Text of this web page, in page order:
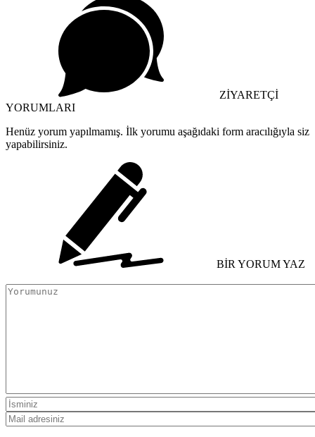
ZİYARETÇİ
YORUMLARI
Henüz yorum yapılmamış. İlk yorumu aşağıdaki form aracılığıyla siz
yapabilirsiniz.
BİR YORUM YAZ